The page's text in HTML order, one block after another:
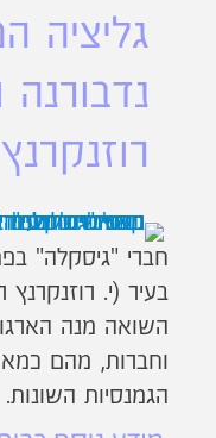
גליציה
רוזנקרנץ 205
חברי "גיסקלה"
בעיר (י. רוזנקרנץ
השואה מנה
וחברות, מהם
הגמנסיות